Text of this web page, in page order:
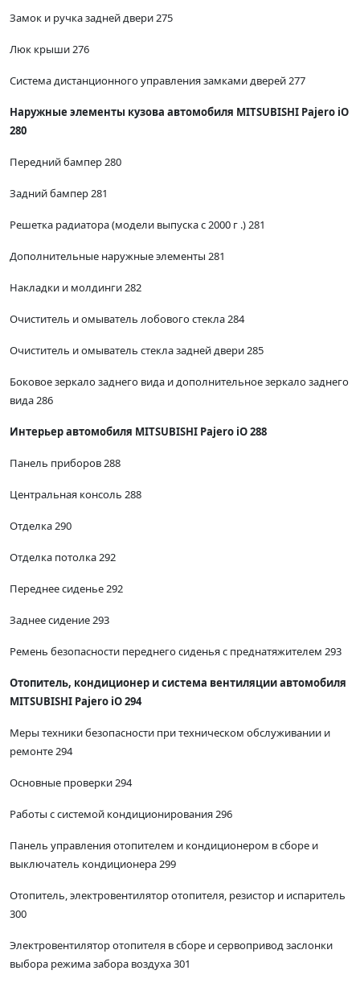
Замок и ручка задней двери 275
Люк крыши 276
Система дистанционного управления замками дверей 277
Наружные элементы кузова автомобиля MITSUBISHI Pajero iO
280
Передний бампер 280
Задний бампер 281
Решетка радиатора (модели выпуска с 2000 г .) 281
Дополнительные наружные элементы 281
Накладки и молдинги 282
Очиститель и омыватель лобового стекла 284
Очиститель и омыватель стекла задней двери 285
Боковое зеркало заднего вида и дополнительное зеркало заднего
вида 286
Интерьер автомобиля MITSUBISHI Pajero iO 288
Панель приборов 288
Центральная консоль 288
Отделка 290
Отделка потолка 292
Переднее сиденье 292
Заднее сидение 293
Ремень безопасности переднего сиденья с преднатяжителем 293
Отопитель, кондиционер и система вентиляции автомобиля
MITSUBISHI Pajero iO 294
Меры техники безопасности при техническом обслуживании и
ремонте 294
Основные проверки 294
Работы с системой кондиционирования 296
Панель управления отопителем и кондиционером в сборе и
выключатель кондиционера 299
Отопитель, электровентилятор отопителя, резистор и испаритель
300
Электровентилятор отопителя в сборе и сервопривод заслонки
выбора режима забора воздуха 301